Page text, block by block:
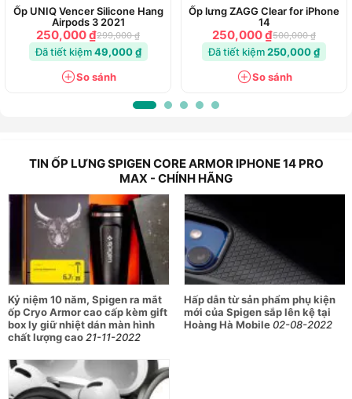
Ốp UNIQ Vencer Silicone Hang
Airpods 3 2021
250,000 ₫299,000 ₫
Đã tiết kiệm49,000 ₫
So sánh
Ốp lưng ZAGG Clear for iPhone
14
250,000 ₫500,000 ₫
Đã tiết kiệm250,000 ₫
So sánh
TIN ỐP LƯNG SPIGEN CORE ARMOR IPHONE 14 PRO
MAX - CHÍNH HÃNG
Kỷ niệm 10 năm, Spigen ra mắt
ốp Cryo Armor cao cấp kèm gift
box ly giữ nhiệt dán màn hình
chất lượng cao21-11-2022
Hấp dẫn từ sản phẩm phụ kiện
mới của Spigen sắp lên kệ tại
Hoàng Hà Mobile02-08-2022